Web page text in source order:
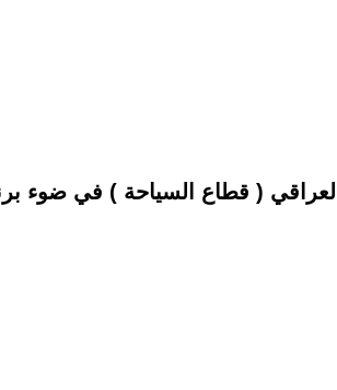
الشيوعي العراقي ( قطاع السياحة